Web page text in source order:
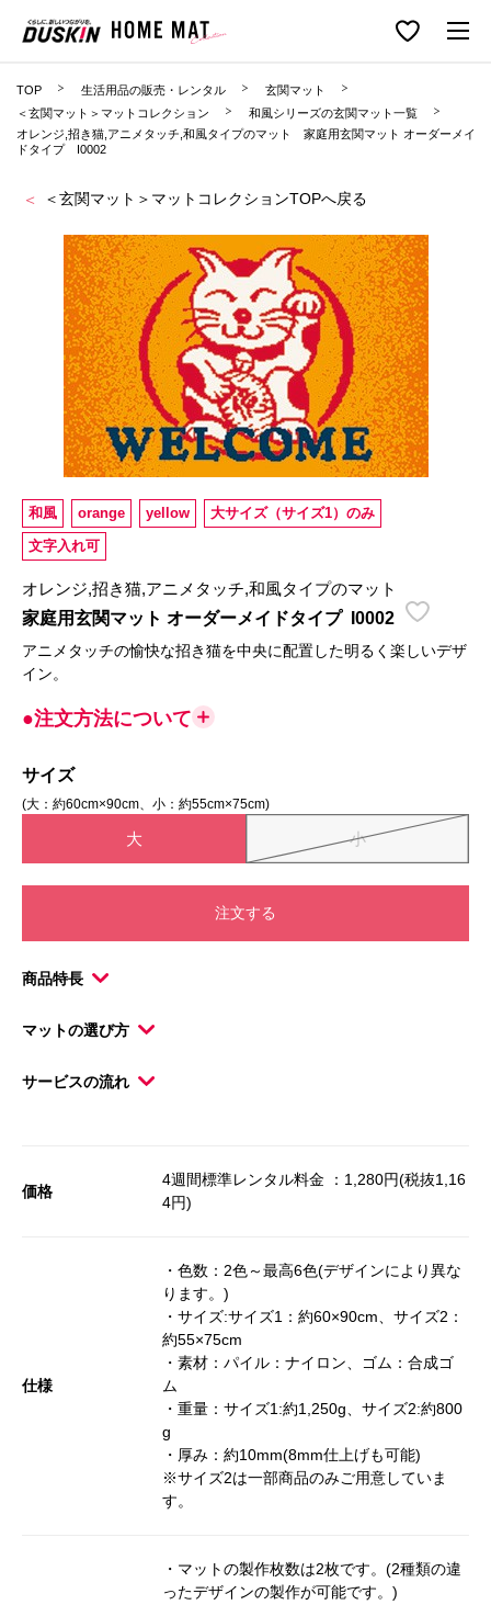
TOP 生活用品の販売・レンタル
玄関マット
＜玄関マット＞マットコレクション
和風シリーズの玄関マット一覧
オレンジ,招き猫,アニメタッチ,和風タイプのマット 家庭用玄関マット オーダーメイ
ドタイプ I0002
＜玄関マット＞マットコレクションTOPへ戻る
和風 orange yellow
大サイズ（サイズ1）のみ
文字入れ可
オレンジ,招き猫,アニメタッチ,和風タイプのマット
家庭用玄関マット オーダーメイドタイプ
I0002
アニメタッチの愉快な招き猫を中央に配置した明るく楽しいデザ
イン。
●注文方法について
サイズ
(大：約60cm×90cm、小：約55cm×75cm)
大 小
注文する
商品特長
マットの選び方
サービスの流れ
価格
4週間標準レンタル料金 ：1,280円(税抜1,16
4円)
仕様
・色数：2色～最高6色(デザインにより異な
ります。)
・サイズ:サイズ1：約60×90cm、サイズ2：
約55×75cm
・素材：パイル：ナイロン、ゴム：合成ゴ
ム
・重量：サイズ1:約1,250g、サイズ2:約800
g
・厚み：約10mm(8mm仕上げも可能)
※サイズ2は一部商品のみご用意していま
す。
・マットの製作枚数は2枚です。(2種類の違
ったデザインの製作が可能です。)